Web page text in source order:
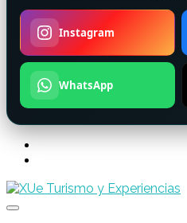
Instagram
WhatsApp